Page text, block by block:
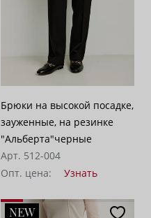
Брюки на высокой посадке,
зауженные, на резинке
"Альберта"черные
Арт. 512-004
Опт. цена:
Узнать
NEW